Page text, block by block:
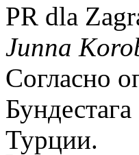
PR dla
Junna
Согласно
Турции.